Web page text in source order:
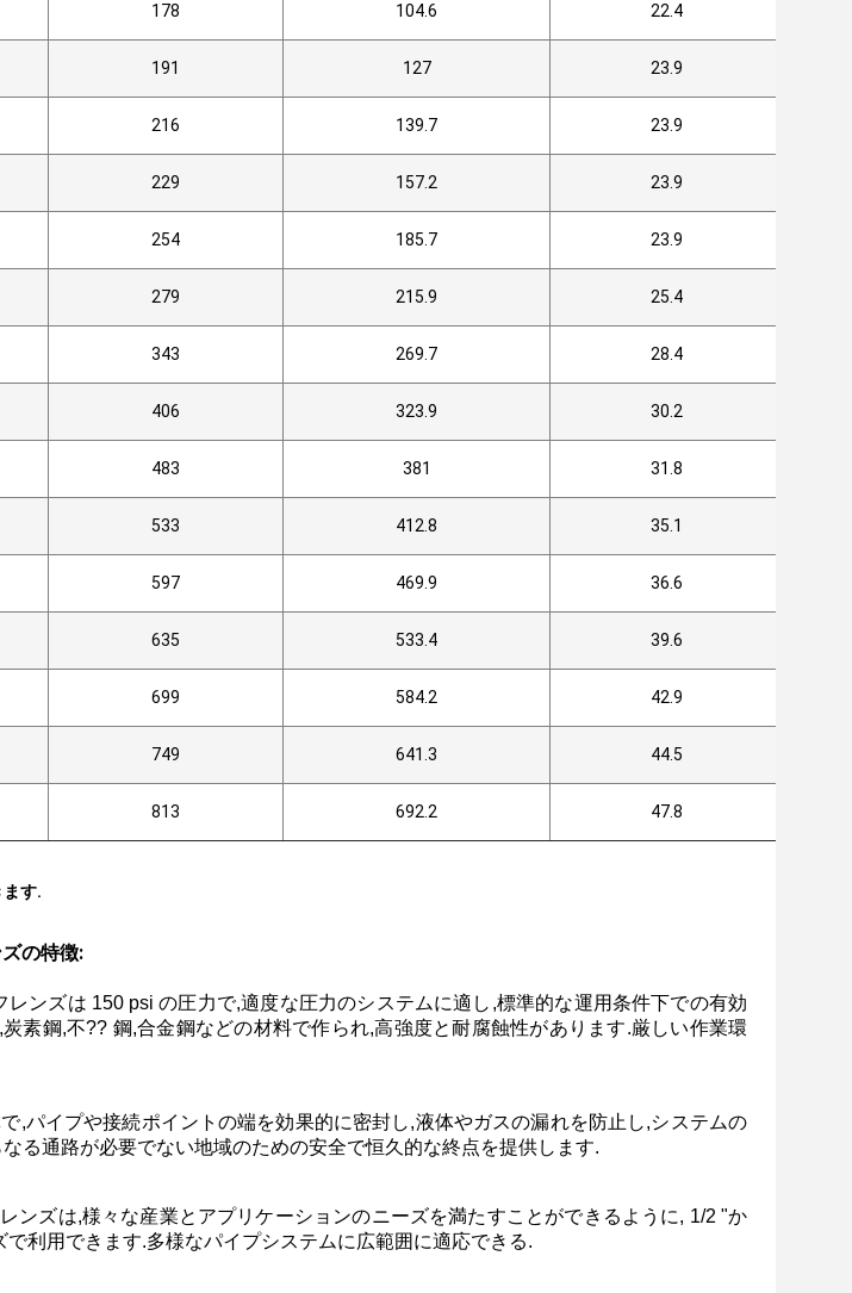
178 104.6 22.4
191 127 23.9
216 139.7 23.9
229 157.2 23.9
254 185.7 23.9
279 215.9 25.4
343 269.7 28.4
406 323.9 30.2
483 381 31.8
533 412.8 35.1
597 469.9 36.6
635 533.4 39.6
699 584.2 42.9
749 641.3 44.5
813 692.2 47.8
す.
の特徴:
ンズは 150 psi の圧力で,適度な圧力のシステムに適し,標準的な運用条件下での有効
素鋼,不?? 鋼,合金鋼などの材料で作られ,高強度と耐腐蝕性があります.厳しい作業環
,パイプや接続ポイントの端を効果的に密封し,液体やガスの漏れを防止し,システムの
る通路が必要でない地域のための安全で恒久的な終点を提供します.
ンズは,様々な産業とアプリケーションのニーズを満たすことができるように, 1/2 "か
利用できます.多様なパイプシステムに広範囲に適応できる.